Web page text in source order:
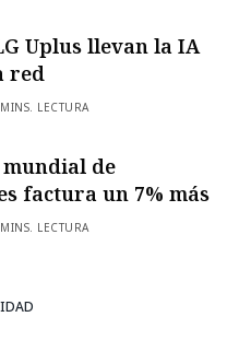
Uplus llevan la IA
red
LECTURA
de
factura un 7% más
LECTURA